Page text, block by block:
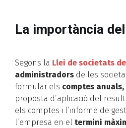
La importància
Segons la Llei de societats
administradors de les
formular els comptes anuals,
proposta d’aplicació del
els comptes i l’informe de
l’empresa en el termini